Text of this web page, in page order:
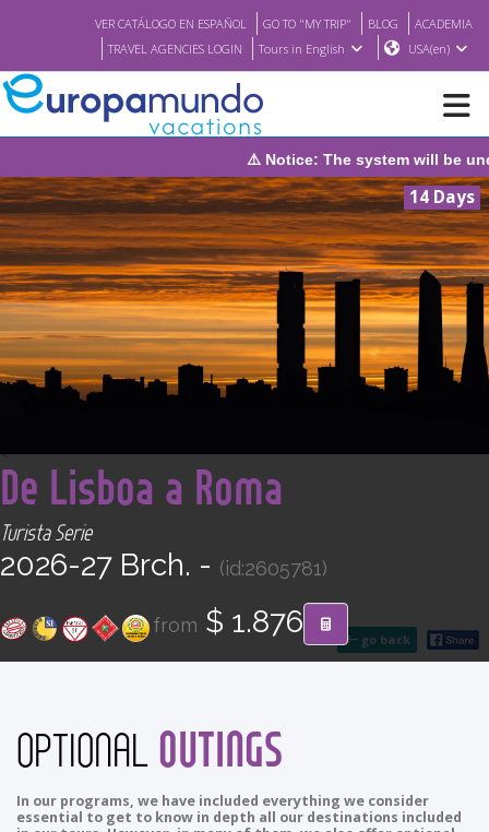
VER CATÁLOGO EN ESPAÑOL GO TO "MY TRIP" BLOG
ACADEMIA
TRAVEL AGENCIES LOGIN
Tours in English USA(en)
NEW
BROCHURE PDF
WHERE TO BUY
FEATURED
CONTACT
Find your Tour
⚠️ Notice: The system will be under maintenance on
14 Days
go back
<
De Lisboa a Roma
Turista Serie
2026-27 Brch. - (id:2605781)
from $ 1.876
OPTIONALOUTINGS
In our programs, we have included everything we consider
essential to get to know in depth all our destinations included